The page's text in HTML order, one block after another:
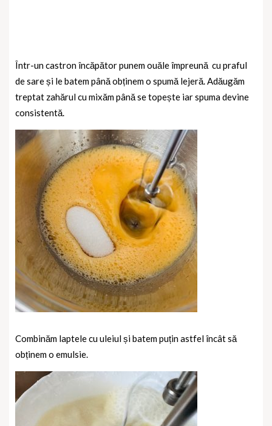
Într-un castron încăpător punem ouăle împreună cu praful
de sare și le batem până obținem o spumă lejeră. Adăugăm
treptat zahărul cu mixăm până se topește iar spuma devine
consistentă.
Combinăm laptele cu uleiul și batem puțin astfel încât să
obținem o emulsie.